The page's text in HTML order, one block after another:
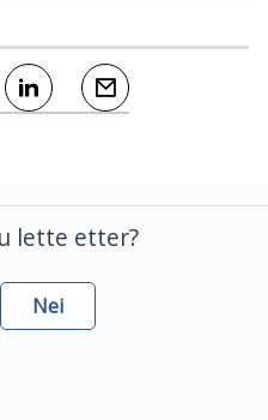
lette etter?
Nei